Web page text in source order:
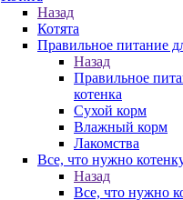
Назад
Котята
Правильное питание
Назад
Правильное
котенка
Сухой корм
Влажный корм
Лакомства
Все, что нужно
Назад
Все, что нужно